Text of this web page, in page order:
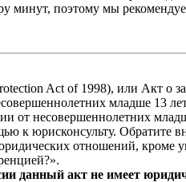
минут, поэтому мы
Act of 1998), или Акт о
младше 13
от несовершеннолетних
к юрисконсульту.
отношений, кроме
данный акт не имеет